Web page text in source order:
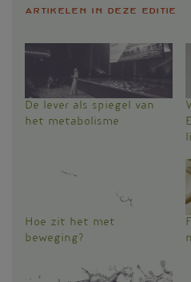
Artikelen in deze editie
De lever als spiegel van
het metabolisme
Hoe zit het met
beweging?